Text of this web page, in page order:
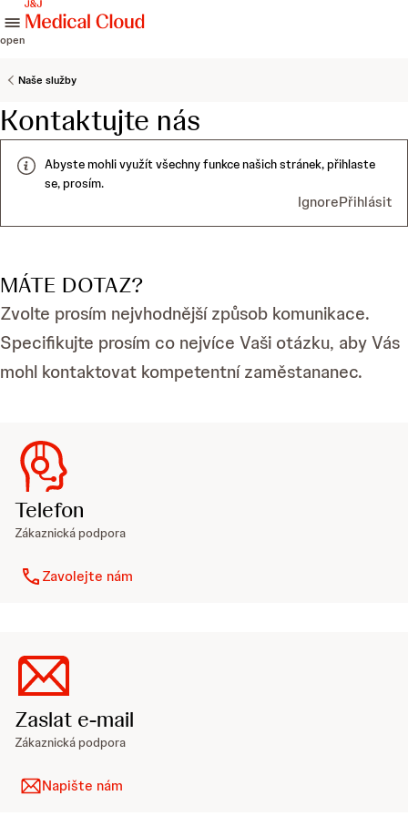
open
Naše služby
Kontaktujte nás
Abyste mohli využít všechny funkce našich stránek, přihlaste
se, prosím.
IgnorePřihlásit
MÁTE DOTAZ?
Zvolte prosím nejvhodnější způsob komunikace.
Specifikujte prosím co nejvíce Vaši otázku, aby Vás
mohl kontaktovat kompetentní zaměstananec.
Telefon
Zákaznická podpora
Zavolejte nám
Zaslat e-mail
Zákaznická podpora
Napište nám